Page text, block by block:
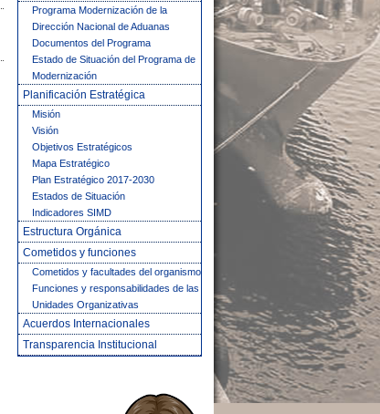
Programa Modernización de la
Dirección Nacional de Aduanas
Documentos del Programa
Estado de Situación del Programa de
Modernización
Planificación Estratégica
Misión
Visión
Objetivos Estratégicos
Mapa Estratégico
Plan Estratégico 2017-2030
Estados de Situación
Indicadores SIMD
Estructura Orgánica
Cometidos y funciones
Cometidos y facultades del organismo
Funciones y responsabilidades de las
Unidades Organizativas
Acuerdos Internacionales
Transparencia Institucional